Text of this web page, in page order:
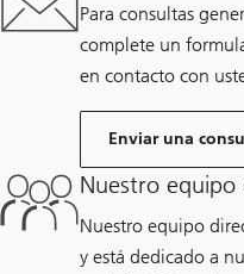
Para consultas
complete un
en contacto con
Enviar una
Nuestro equipo
Nuestro equipo
y está dedicado a